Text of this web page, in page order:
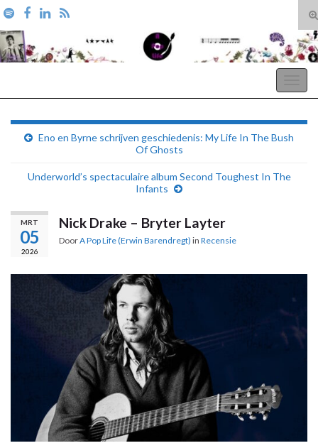
Search for:
Eno en Byrne schrijven geschiedenis: My Life In The Bush
Of Ghosts
Underworld’s spectaculaire album Second Toughest In The
Infants
MRT
05
2026
Nick Drake – Bryter Layter
DoorA Pop Life (Erwin Barendregt) in Recensie